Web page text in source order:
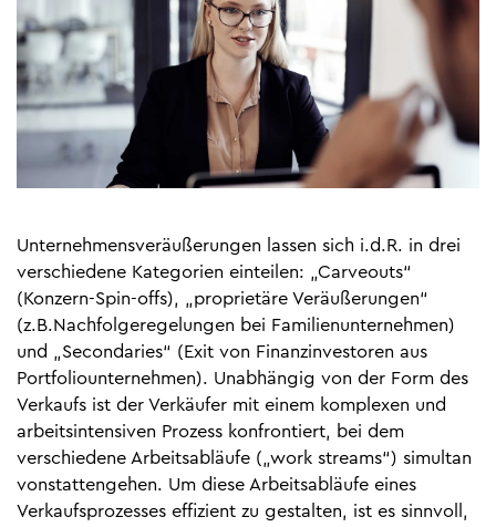
Unternehmensveräußerungen lassen sich i.d.R. in drei
verschiedene Kategorien einteilen: „Carveouts“
(Konzern-Spin-offs), „proprietäre Veräußerungen“
(z.B.Nachfolgeregelungen bei Familienunternehmen)
und „Secondaries“ (Exit von Finanzinvestoren aus
Portfoliounternehmen). Unabhängig von der Form des
Verkaufs ist der Verkäufer mit einem komplexen und
arbeitsintensiven Prozess konfrontiert, bei dem
verschiedene Arbeitsabläufe („work streams“) simultan
vonstattengehen. Um diese Arbeitsabläufe eines
Verkaufsprozesses effizient zu gestalten, ist es sinnvoll,